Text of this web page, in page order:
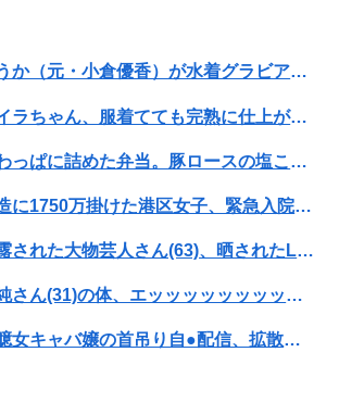
【画像】小倉ゆうか（元・小倉優香）が水着グラビア復帰ｗｗｗｗｗ
【画像】池田レイラちゃん、服着てても完熟に仕上がるｗｗｗｗｗｗｗｗｗｗｗｗｗｗ
今日は大館まげわっぱに詰めた弁当。豚ロースの塩こうじ＆ガーリック焼き
【悲報】全身改造に1750万掛けた港区女子、緊急入院でNHK報道局との合コンをキャンセル
パパ活不倫を暴露された大物芸人さん(63)、晒されたLINEが面白すぎるｗｗｗｗｗｗｗｗｗ(画像ｱﾘ)
【画像】石川佳純さん(31)の体、エッッッッッッッッッッッッッッッッッ！
【閲覧注意】元臆女キャバ嬢の首吊り自●配信、拡散されまくって終わるｗｗｗｗｗｗｗ